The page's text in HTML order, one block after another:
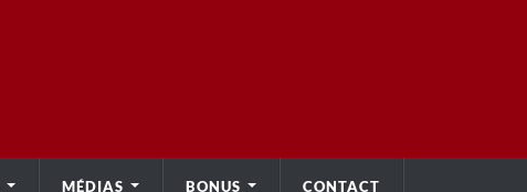
MÉDIAS BONUS CONTACT